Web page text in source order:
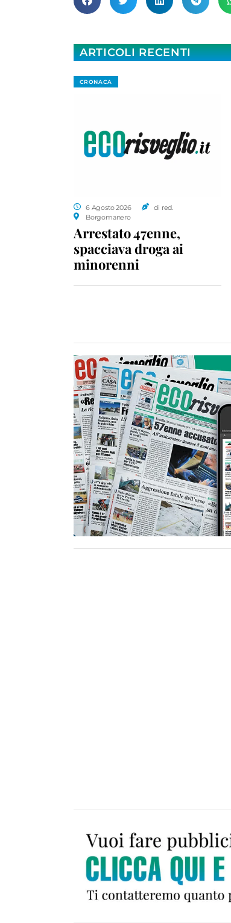
ARTICOLI RECENTI
CRONACA
6 Agosto 2026
di red.
Borgomanero
Arrestato 47enne,
spacciava droga ai
minorenni